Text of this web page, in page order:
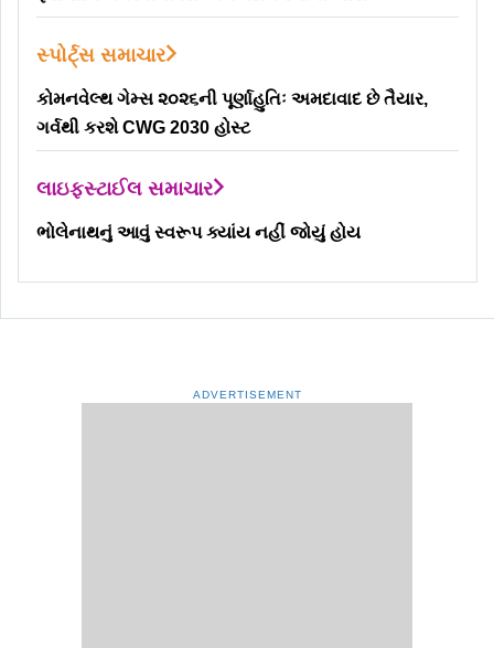
સ્પોર્ટ્સ સમાચાર
કોમનવેલ્થ ગેમ્સ ૨૦૨૬ની પૂર્ણાહુતિઃ અમદાવાદ છે તૈયાર,
ગર્વથી કરશે CWG 2030 હોસ્ટ
લાઇફસ્ટાઈલ સમાચાર
ભોલેનાથનું આવું સ્વરૂપ ક્યાંય નહીં જોયું હોય
ADVERTISEMENT